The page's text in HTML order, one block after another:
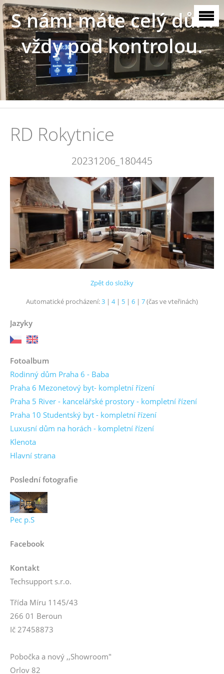
S námi máte celý dům
vždy pod kontrolou.
RD Rokytnice
20231206_180445
Zpět do složky
Automatické procházení:3 | 4| 5 | 6 | 7(čas ve vteřinách)
Jazyky
Fotoalbum
Rodinný dům Praha 6 - Baba
Praha 6 Mezonetový byt- kompletní řízení
Praha 5 River - kancelářské prostory - kompletní řízení
Praha 10 Studentský byt - kompletní řízení
Luxusní dům na horách - kompletní řízení
Klenota
Hlavní strana
Poslední fotografie
Pec p.S
Facebook
Kontakt
Techsupport s.r.o.
Třída Míru 1145/43
266 01 Beroun
Ič 27458873
Pobočka a nový ,,Showroom"
Orlov 82